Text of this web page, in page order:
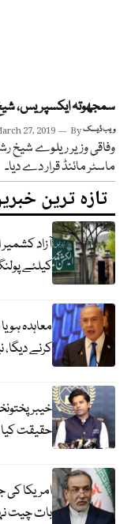
سمجھوتہ ایکسپریس،
27, 2019 Byویب ڈیسک
وفاقی وزیر ریلوے شیخ
ماسٹر مائنڈ قرار دے دیا۔
تازہ ترین
کیلئے
معاہدہ ہو
کرنے دیگا،
خیبر
حقیقت
امریکا
بات چیت